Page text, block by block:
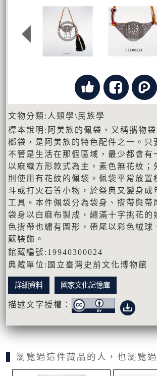
文物分類:人類學\民族學
標本說明:阿美族的佩袋，又稱攜物
榔袋，是阿美族的特色配件之一。只
不管是生活在那個區域，最少都會有
以麻織方形款式為主，素色無花紋；
則使用有花紋的佩袋。佩袋平常放置
斗或打火石等小物，於祭典又變身成
工具。本件佩袋分為袋身、揹帶與帶
袋身以白麻布製成，繡滿十字挑花的
色揹帶也繡有圖形，帶尾以彩色絨球
蘇裝飾。
館藏編號:19940300024
典藏單位:國立臺灣史前文化博物館
詳細資料 國家文化記憶庫
描述文字授權：
瀏覽過這件藏品的人，也瀏覽過